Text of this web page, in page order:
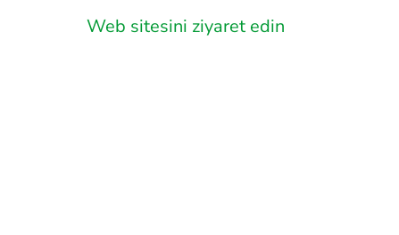
Web sitesini ziyaret edin